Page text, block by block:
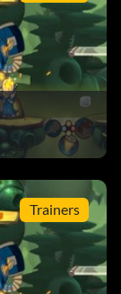
Trainers